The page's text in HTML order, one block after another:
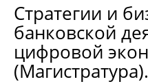
Стратегии и
банковской
цифровой